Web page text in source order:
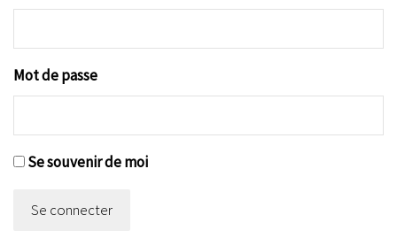
Mot de passe
Se souvenir de moi
Se connecter